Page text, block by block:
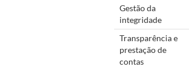
Gestão da
integridade
Transparência e
prestação de
contas